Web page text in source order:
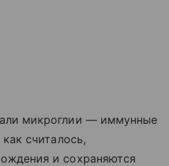
микроглии — иммунные
считалось,
и сохраняются